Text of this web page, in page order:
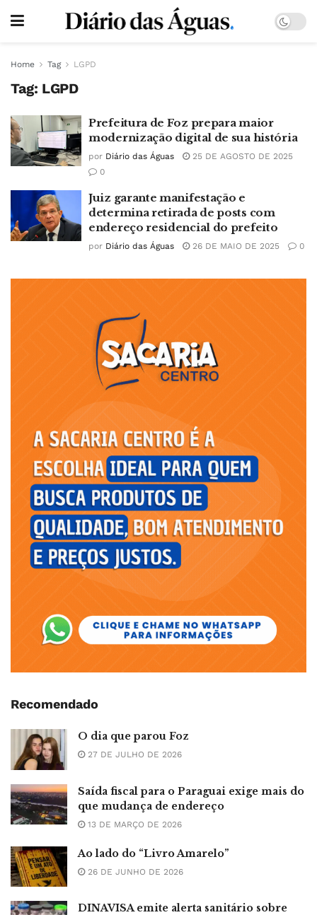
Home Tag LGPD
Tag: LGPD
Prefeitura de Foz prepara maior
modernização digital de sua história
por Diário das Águas
25 DE AGOSTO DE 2025
0
Juiz garante manifestação e
determina retirada de posts com
endereço residencial do prefeito
por Diário das Águas 26 DE MAIO DE 2025 0
Recomendado
O dia que parou Foz
27 DE JULHO DE 2026
Saída fiscal para o Paraguai exige mais do
que mudança de endereço
13 DE MARÇO DE 2026
Ao lado do “Livro Amarelo”
26 DE JUNHO DE 2026
DINAVISA emite alerta sanitário sobre